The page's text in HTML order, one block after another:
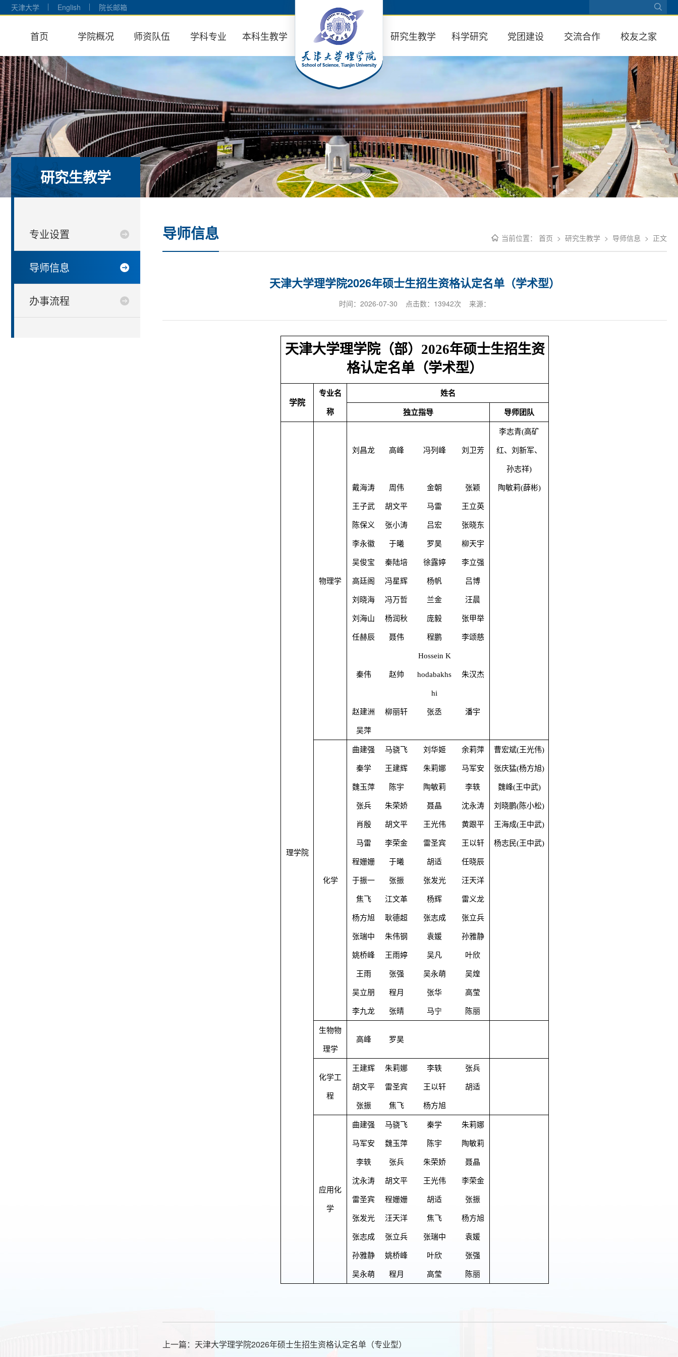
天津大学 English 院长邮箱
首页 学院概况 师资队伍 学科专业 本科生教学 研究生教学 科学研究 党团建设 交流合作 校友之家
研究生教学
专业设置
导师信息
办事流程
当前位置： 首页 > 研究生教学 > 导师信息 > 正文
导师信息
天津大学理学院2026年硕士生招生资格认定名单（学术型）
时间：2026-07-30 点击数： 13942次 来源：
天津大学理学院（部） 2026年硕士生招生资
格认定名单（学术型）
学院
专业名
称
姓名
独立指导 导师团队
理学院
物理学
刘昌龙 高峰 冯列峰 刘卫芳
李志青(高矿
红、刘新军、
孙志祥)
戴海涛 周伟 金朝 张颖 陶敏莉(薛彬)
王子武 胡文平 马雷 王立英
陈保义 张小涛 吕宏 张晓东
李永徽 于曦 罗昊 柳天宇
吴俊宝 秦陆培 徐露婷 李立强
高廷阁 冯星辉 杨帆 吕博
刘晓海 冯万哲 兰金 汪晨
刘海山 杨润秋 庞毅 张甲举
任赫辰 聂伟 程鹏 李颂慈
秦伟 赵帅
Hossein K
hodabakhs
hi
朱汉杰
赵建洲 柳丽轩 张丞 潘宇
吴萍
化学
曲建强 马骁飞 刘华姬 余莉萍 曹宏斌(王光伟)
秦学 王建辉 朱莉娜 马军安 张庆猛(杨方旭)
魏玉萍 陈宇 陶敏莉 李轶 魏峰(王中武)
张兵 朱荣娇 聂晶 沈永涛 刘晓鹏(陈小松)
肖殷 胡文平 王光伟 黄跟平 王海成(王中武)
马雷 李荣金 雷圣宾 王以轩 杨志民(王中武)
程姗姗 于曦 胡适 任晓辰
于振一 张振 张发光 汪天洋
焦飞 江文革 杨辉 雷义龙
杨方旭 耿德超 张志成 张立兵
张瑞中 朱伟钢 袁媛 孙雅静
姚桥峰 王雨婷 吴凡 叶欣
王雨 张强 吴永萌 吴煌
吴立朋 程月 张华 高莹
李九龙 张晴 马宁 陈丽
生物物
理学
高峰 罗昊
化学工
程
王建辉 朱莉娜 李轶 张兵
胡文平 雷圣宾 王以轩 胡适
张振 焦飞 杨方旭
应用化
学
曲建强 马骁飞 秦学 朱莉娜
马军安 魏玉萍 陈宇 陶敏莉
李轶 张兵 朱荣娇 聂晶
沈永涛 胡文平 王光伟 李荣金
雷圣宾 程姗姗 胡适 张振
张发光 汪天洋 焦飞 杨方旭
张志成 张立兵 张瑞中 袁媛
孙雅静 姚桥峰 叶欣 张强
吴永萌 程月 高莹 陈丽
上一篇： 天津大学理学院2026年硕士生招生资格认定名单（专业型）